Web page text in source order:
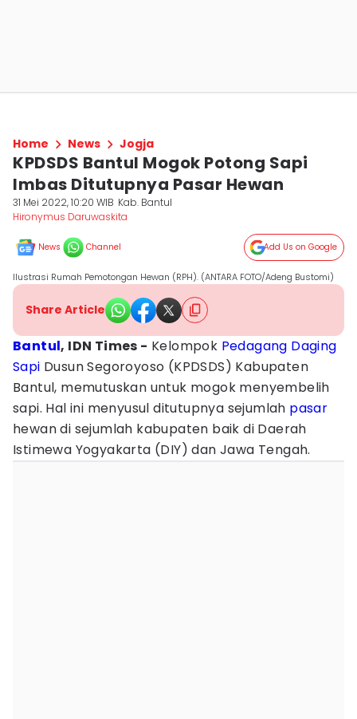
Home News Jogja
KPDSDS Bantul Mogok Potong Sapi
Imbas Ditutupnya Pasar Hewan
31 Mei 2022, 10:20 WIB Kab. Bantul
Hironymus Daruwaskita
News Channel Add Us on Google
Ilustrasi Rumah Pemotongan Hewan (RPH). (ANTARA FOTO/Adeng Bustomi)
Share Article
Bantul, IDN Times - Kelompok ‎ Pedagang Daging
Sapi Dusun Segoroyoso (KPDSDS) Kabupaten
Bantul, memutuskan untuk mogok menyembelih
sapi. Hal ini menyusul ditutupnya sejumlah pasar
hewan di sejumlah kabupaten baik di Daerah
Istimewa Yogyakarta (DIY) dan Jawa Tengah.